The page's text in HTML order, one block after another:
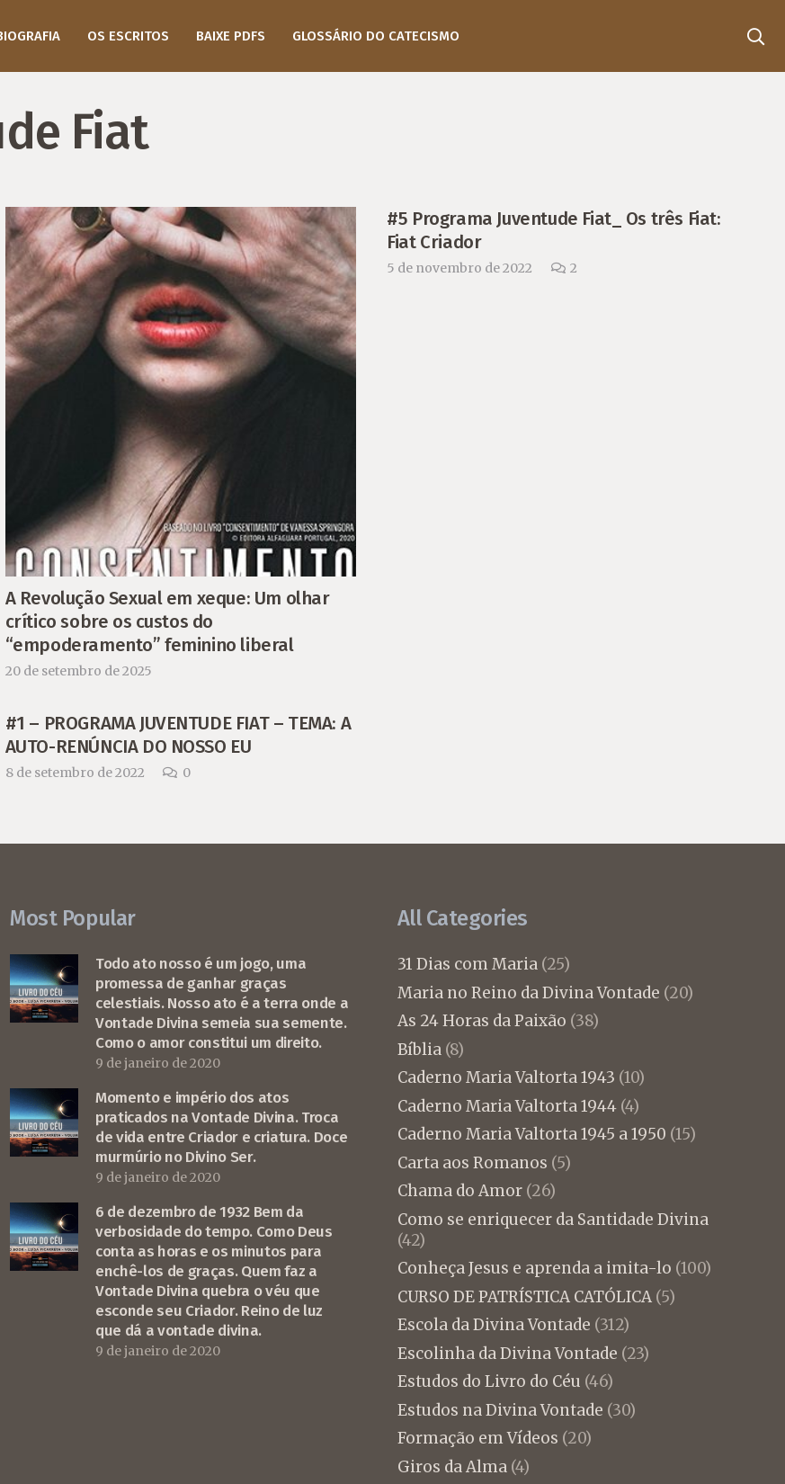
OS ESCRITOS BAIXE PDFS GLOSSÁRIO DO CATECISMO
Fiat
A Revolução Sexual em xeque: Um olhar
crítico sobre os custos do
“empoderamento” feminino liberal
20 de setembro de 2025
#5 Programa Juventude Fiat_ Os três Fiat:
Fiat Criador
5 de novembro de 2022 2
#1 – PROGRAMA JUVENTUDE FIAT – TEMA: A
AUTO-RENÚNCIA DO NOSSO EU
8 de setembro de 2022 0
Most Popular
Todo ato nosso é um jogo, uma
promessa de ganhar graças
celestiais. Nosso ato é a terra onde a
Vontade Divina semeia sua semente.
Como o amor constitui um direito.
9 de janeiro de 2020
Momento e império dos atos
praticados na Vontade Divina. Troca
de vida entre Criador e criatura. Doce
murmúrio no Divino Ser.
9 de janeiro de 2020
6 de dezembro de 1932 Bem da
verbosidade do tempo. Como Deus
conta as horas e os minutos para
enchê-los de graças. Quem faz a
Vontade Divina quebra o véu que
esconde seu Criador. Reino de luz
que dá a vontade divina.
9 de janeiro de 2020
All Categories
31 Dias com Maria(25)
Maria no Reino da Divina Vontade (20)
As 24 Horas da Paixão (38)
Bíblia(8)
Caderno Maria Valtorta 1943 (10)
Caderno Maria Valtorta 1944(4)
Caderno Maria Valtorta 1945 a 1950 (15)
Carta aos Romanos (5)
Chama do Amor(26)
Como se enriquecer da Santidade Divina
(42)
Conheça Jesus e aprenda a imita-lo (100)
CURSO DE PATRÍSTICA CATÓLICA(5)
Escola da Divina Vontade (312)
Escolinha da Divina Vontade (23)
Estudos do Livro do Céu (46)
Estudos na Divina Vontade (30)
Formação em Vídeos (20)
Giros da Alma(4)